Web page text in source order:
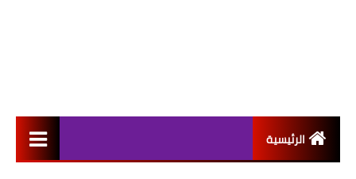
الرئيسية